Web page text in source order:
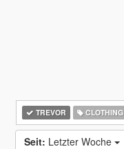
TREVOR CLOTHING
Seit: Letzter Woche